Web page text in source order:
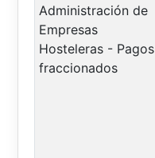
Administración de
Empresas
Hosteleras - Pagos
fraccionados